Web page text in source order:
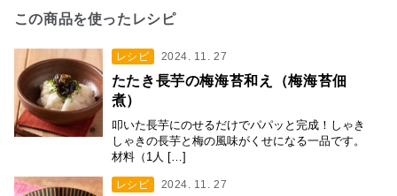
この商品を使ったレシピ
レシピ 2024. 11. 27
たたき長芋の梅海苔和え（梅海苔佃
煮）
叩いた長芋にのせるだけでパパッと完成！しゃき
しゃきの長芋と梅の風味がくせになる一品です。
材料（1人 […]
レシピ 2024. 11. 27